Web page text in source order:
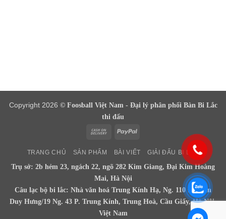
Copyright 2026 © Foosball Việt Nam - Đại lý phân phối Bàn Bi Lắc
thi đấu
Cash
Delivery
PayPal
TRANG CHỦ SẢN PHẨM BÀI VIẾT GIẢI ĐẤU BI LẮC
Trụ sở: 2b hẻm 23, ngách 22, ngõ 282 Kim Giang, Đại Kim Hoàng
Mai, Hà Nội
Câu lạc bộ bi lắc: Nhà văn hoá Trung Kính Hạ, Ng. 110 Đ. Trần
Duy Hưng/19 Ng. 43 P. Trung Kính, Trung Hoà, Cầu Giấy, Hà Nội,
Việt Nam